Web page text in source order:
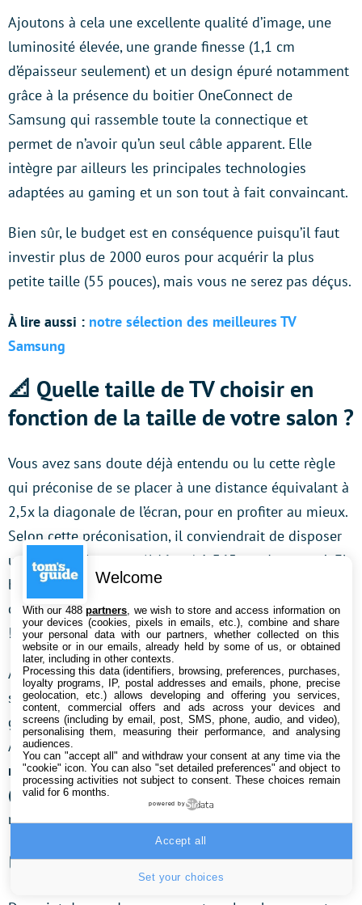
Ajoutons à cela une excellente qualité d’image, une
luminosité élevée, une grande finesse (1,1 cm
d’épaisseur seulement) et un design épuré notamment
grâce à la présence du boitier OneConnect de
Samsung qui rassemble toute la connectique et
permet de n’avoir qu’un seul câble apparent. Elle
intègre par ailleurs les principales technologies
adaptées au gaming et un son tout à fait convaincant.
Bien sûr, le budget est en conséquence puisqu’il faut
investir plus de 2000 euros pour acquérir la plus
petite taille (55 pouces), mais vous ne serez pas déçus.
À lire aussi : notre sélection des meilleures TV
Samsung
📐 Quelle taille de TV choisir en
fonction de la taille de votre salon ?
Vous avez sans doute déjà entendu ou lu cette règle
qui préconise de se placer à une distance équivalant à
2,5x la diagonale de l’écran, pour en profiter au mieux.
Selon cette préconisation, il conviendrait de disposer
une TV de 55 pouces (146 cm) à 365 cm du canapé. Eh
bien cette règle est complètement obsolète. Et pour
cause, elle remonte à l’époque des écrans cathodiques
!
Aujourd’hui, avec les écrans haute définition, on peut
s’approcher bien davantage sans ressentir la moindre
gène. Et surtout, sans percevoir les pixels de la dalle.
Ainsi,l’organisme THX préconise de se placer au
minimum à 1,5 mètre d’un écran 4K UHD de 55 pouces
(146 cm), et à 1,7 mètre environ d’un écran Full HD de
même taille !
📺 Quelle TV choisir, LCD ou OLED ?
Welcome
With our 488partners , we wish to store and access information on
your devices (cookies, pixels in emails, etc.), combine and share
your personal data with our partners, whether collected on this
website or in our emails, already held by some of us, or obtained
later, including in other contexts.
Processing this data (identifiers, browsing, preferences, purchases,
loyalty programs, IP, postal addresses and emails, phone, precise
geolocation, etc.) allows developing and offering you services,
content, commercial offers and ads across your devices and
screens (including by email, post, SMS, phone, audio, and video),
personalising them, measuring their performance, and analysing
audiences.
You can "accept all" and withdraw your consent at any time via the
"cookie" icon. You can also "set detailed preferences" and object to
processing activities not subject to consent. These choices remain
valid for 6 months.
powered by
Set your choices
Accept all